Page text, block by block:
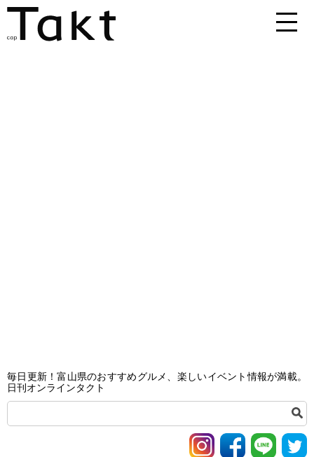
毎日更新！富山県のおすすめグルメ、楽しいイベント情報が満載。
日刊オンラインタクト